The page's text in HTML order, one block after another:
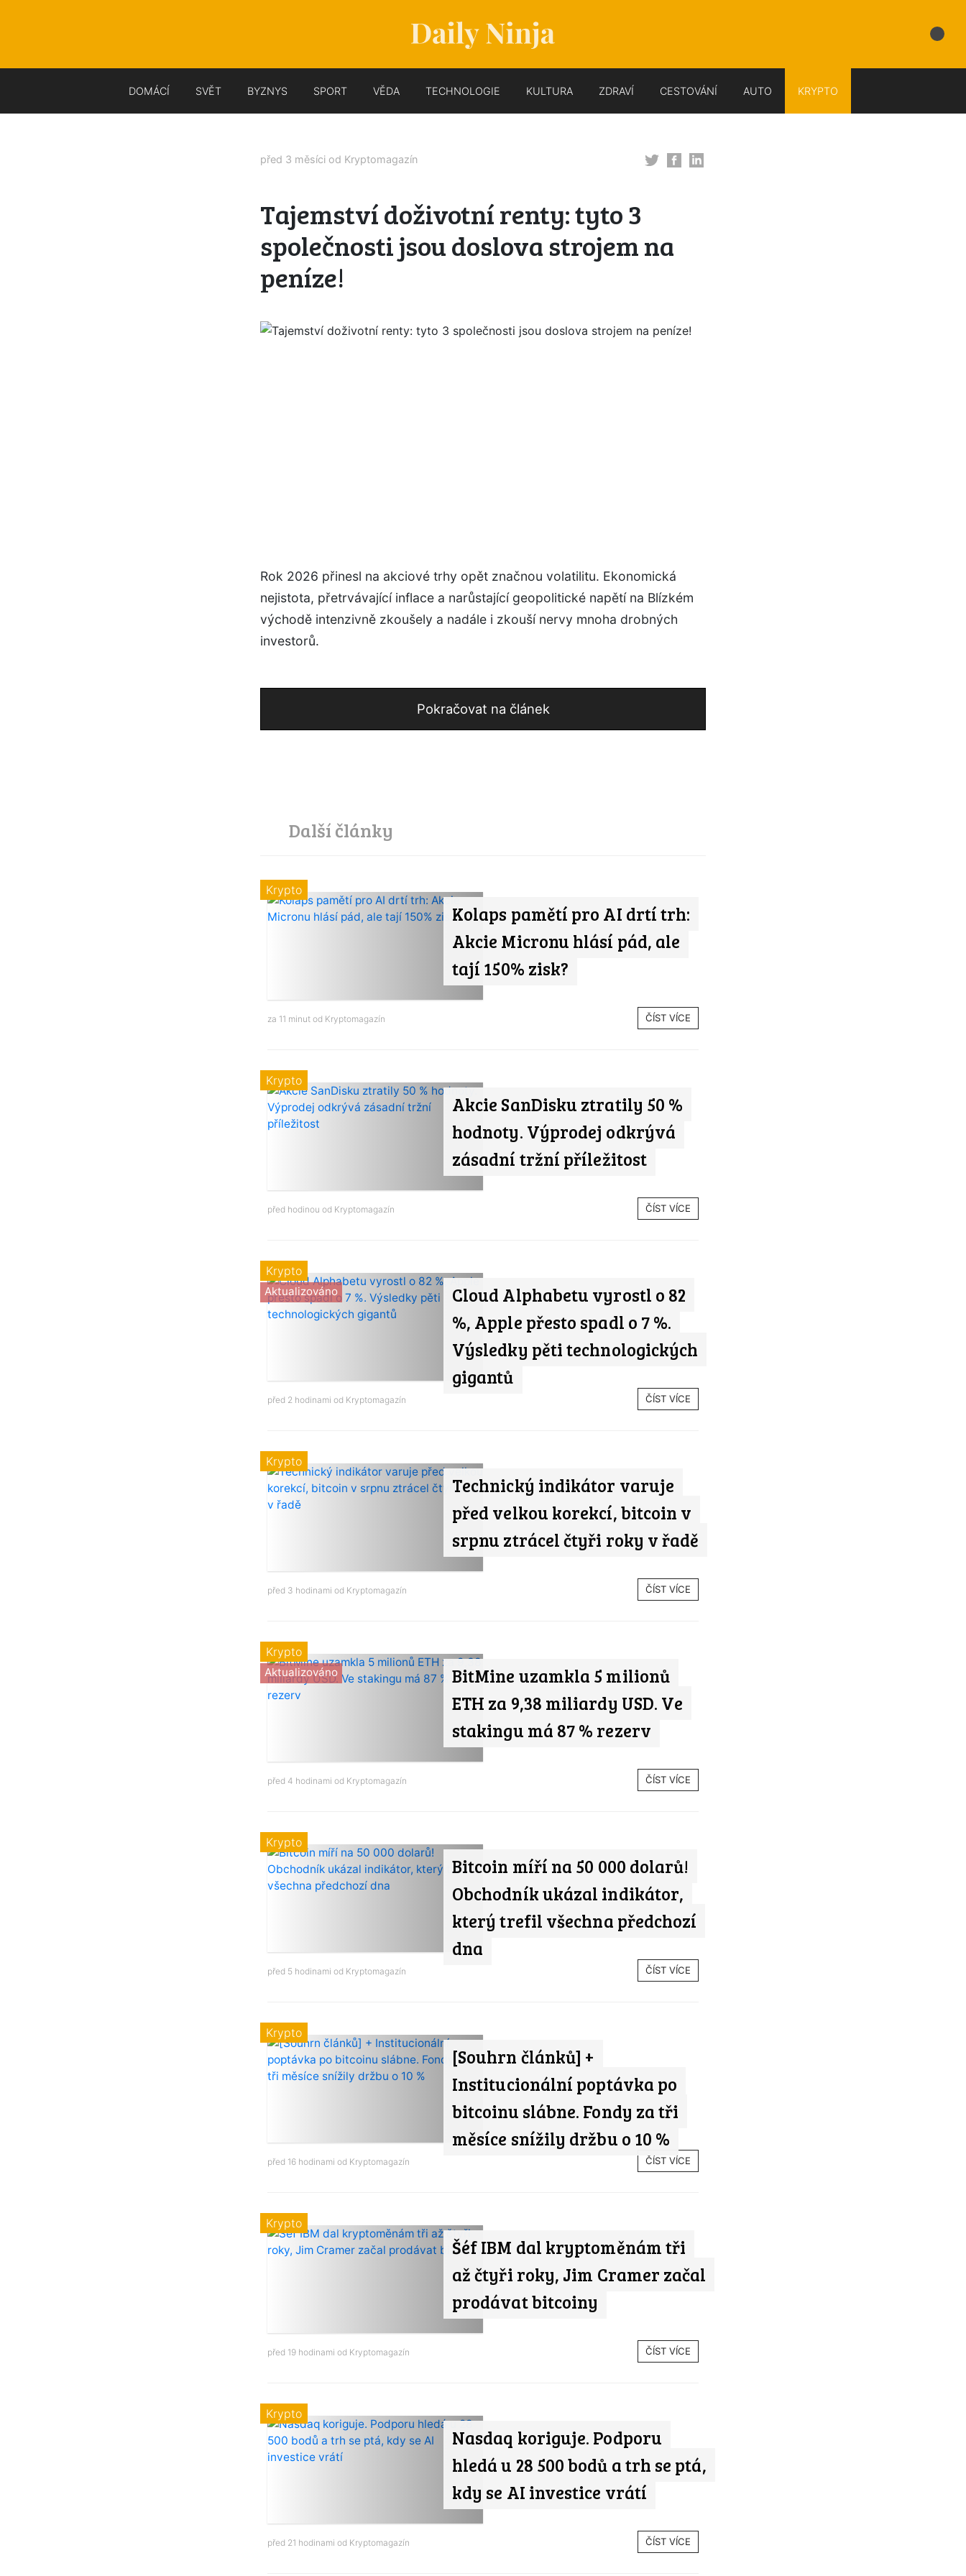
DOMÁCÍ SVĚT BYZNYS SPORT VĚDA TECHNOLOGIE KULTURA ZDRAVÍ CESTOVÁNÍ AUTO KRYPTO
před 3 měsíci od Kryptomagazín
Tajemství doživotní renty: tyto 3
společnosti jsou doslova strojem na
peníze!
Rok 2026 přinesl na akciové trhy opět značnou volatilitu. Ekonomická
nejistota, přetrvávající inflace a narůstající geopolitické napětí na Blízkém
východě intenzivně zkoušely a nadále i zkouší nervy mnoha drobných
investorů.
Pokračovat na článek
Další články
Kolaps pamětí pro AI drtí trh:
Akcie Micronu hlásí pád, ale
tají 150% zisk?
Krypto
za 11 minut od Kryptomagazín ČÍST VÍCE
Akcie SanDisku ztratily 50 %
hodnoty. Výprodej odkrývá
zásadní tržní příležitost
Krypto
před hodinou od Kryptomagazín ČÍST VÍCE
Cloud Alphabetu vyrostl o 82
%, Apple přesto spadl o 7 %.
Výsledky pěti technologických
gigantů
Aktualizováno
Krypto
před 2 hodinami od Kryptomagazín ČÍST VÍCE
Technický indikátor varuje
před velkou korekcí, bitcoin v
srpnu ztrácel čtyři roky v řadě
Krypto
před 3 hodinami od Kryptomagazín ČÍST VÍCE
BitMine uzamkla 5 milionů
ETH za 9,38 miliardy USD. Ve
stakingu má 87 % rezerv
Aktualizováno
Krypto
před 4 hodinami od Kryptomagazín ČÍST VÍCE
Bitcoin míří na 50 000 dolarů!
Obchodník ukázal indikátor,
který trefil všechna předchozí
dna
Krypto
před 5 hodinami od Kryptomagazín ČÍST VÍCE
[Souhrn článků] +
Institucionální poptávka po
bitcoinu slábne. Fondy za tři
měsíce snížily držbu o 10 %
Krypto
před 16 hodinami od Kryptomagazín ČÍST VÍCE
Šéf IBM dal kryptoměnám tři
až čtyři roky, Jim Cramer začal
prodávat bitcoiny
Krypto
před 19 hodinami od Kryptomagazín ČÍST VÍCE
Nasdaq koriguje. Podporu
hledá u 28 500 bodů a trh se ptá,
kdy se AI investice vrátí
Krypto
před 21 hodinami od Kryptomagazín ČÍST VÍCE